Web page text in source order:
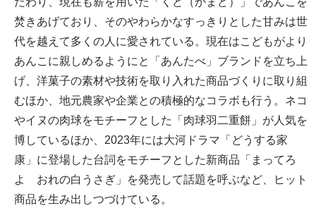
焚きあげており、そのやわらかなすっきりとした甘みは世
代を越えて多くの人に愛されている。現在はこどもがより
あんこに親しめるようにと「あんたべ」ブランドを立ち上
げ、洋菓子の素材や技術を取り入れた商品づくりに取り組
むほか、地元農家や企業との積極的なコラボも行う。ネコ
やイヌの肉球をモチーフとした「肉球羽二重餅」が人気を
博しているほか、2023年には大河ドラマ「どうする家
康」に登場した台詞をモチーフとした新商品「まってろ
よ おれの白うさぎ」を発売して話題を呼ぶなど、ヒット
商品を生み出しつづけている。